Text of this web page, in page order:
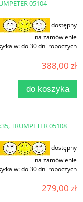
05104
dostępny
na zamówienie
w:do 30 dni roboczych
388,00 zł
do koszyka
TRUMPETER 05108
dostępny
na zamówienie
w:do 30 dni roboczych
279,00 zł